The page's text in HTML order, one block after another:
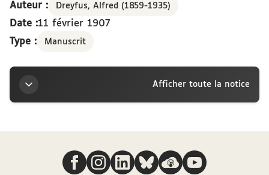
Auteur : Dreyfus, Alfred (1859-1935)
Date :11 février 1907
Type :
Manuscrit
Afficher toute la notice
Titre
Lettre d’Alfred Dreyfus à la marquise Arconati-
Visconti, 11 février [1907]
Nous suivre